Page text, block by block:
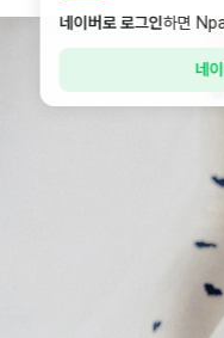
네이버로 로그인하면
네